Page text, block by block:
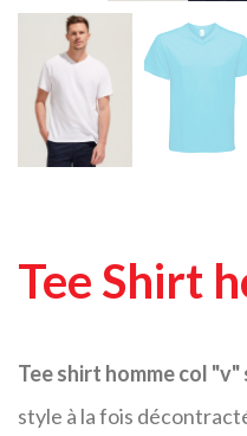
Tee Shirt
Tee shirt homme col
style à la fois